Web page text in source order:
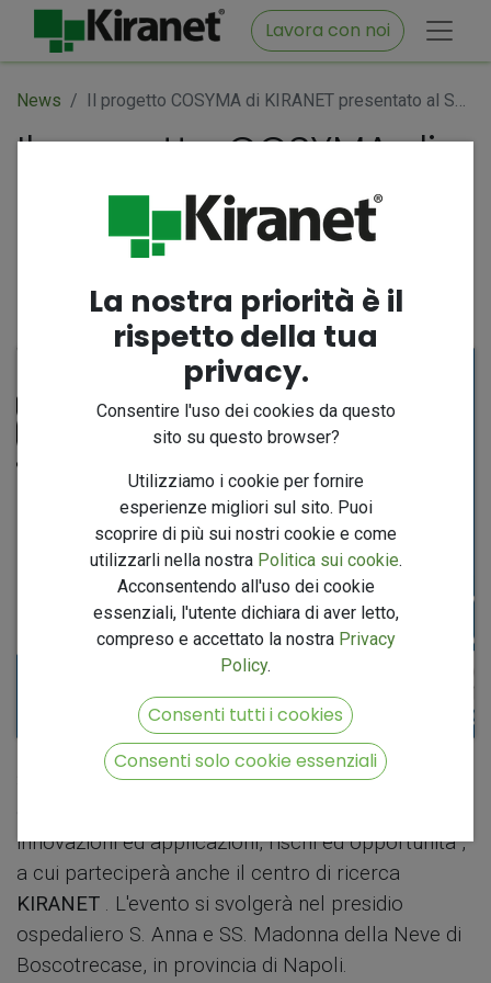
Lavora con noi
News Il progetto COSYMA di KIRANET presentato al Seminario AIIC di Boscotrecase
Il progetto COSYMA di
KIRANET presentato al
Seminario AIIC di
Boscotrecase
14 ottobre 2024 Iole Vassallo
Si terrà, martedì 12 novembre, il Seminario AIIC
innovazioni ed applicazioni, rischi ed opportunità”,
a cui parteciperà anche il centro di ricerca
KIRANET . L'evento si svolgerà nel presidio
ospedaliero S. Anna e SS. Madonna della Neve di
Boscotrecase, in provincia di Napoli.
La nostra priorità è il
rispetto della tua
privacy.
Consentire l'uso dei cookies da questo
sito su questo browser?
Utilizziamo i cookie per fornire
esperienze migliori sul sito. Puoi
scoprire di più sui nostri cookie e come
utilizzarli nella nostra Politica sui cookie.
Acconsentendo all'uso dei cookie
essenziali, l'utente dichiara di aver letto,
compreso e accettato la nostra Privacy
Policy.
Consenti tutti i cookies
Consenti solo cookie essenziali